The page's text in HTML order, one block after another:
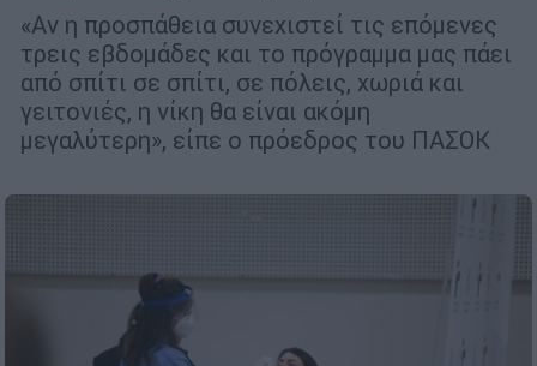
«Αν η προσπάθεια συνεχιστεί τις επόμενες
τρεις εβδομάδες και το πρόγραμμα μας πάει
από σπίτι σε σπίτι, σε πόλεις, χωριά και
γειτονιές, η νίκη θα είναι ακόμη
μεγαλύτερη», είπε ο πρόεδρος του ΠΑΣΟΚ